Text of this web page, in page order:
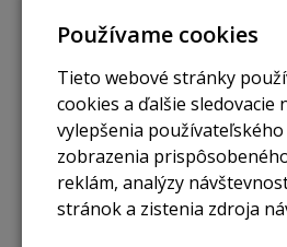
Používame cookies
Tieto webové stránky
cookies a ďalšie sledovacie
vylepšenia
zobrazenia
reklám, analýzy
stránok a zistenia zdroja